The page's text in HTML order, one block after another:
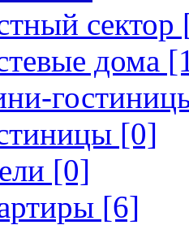
сектор
дома
[0]
[0]
[6]